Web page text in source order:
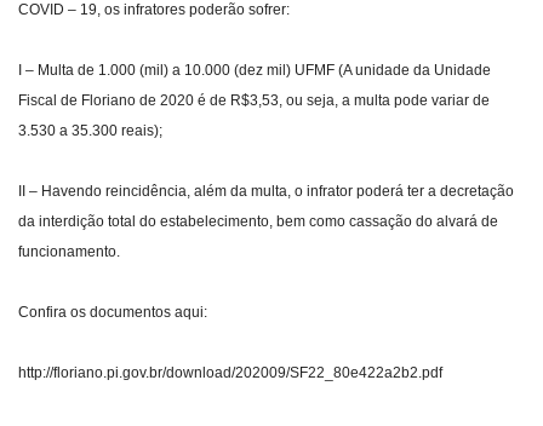
COVID – 19, os infratores poderão sofrer:
I – Multa de 1.000 (mil) a 10.000 (dez mil) UFMF (A unidade da Unidade
Fiscal de Floriano de 2020 é de R$3,53, ou seja, a multa pode variar de
3.530 a 35.300 reais);
II – Havendo reincidência, além da multa, o infrator poderá ter a decretação
da interdição total do estabelecimento, bem como cassação do alvará de
funcionamento.
Confira os documentos aqui:
http://floriano.pi.gov.br/download/202009/SF22_80e422a2b2.pdf